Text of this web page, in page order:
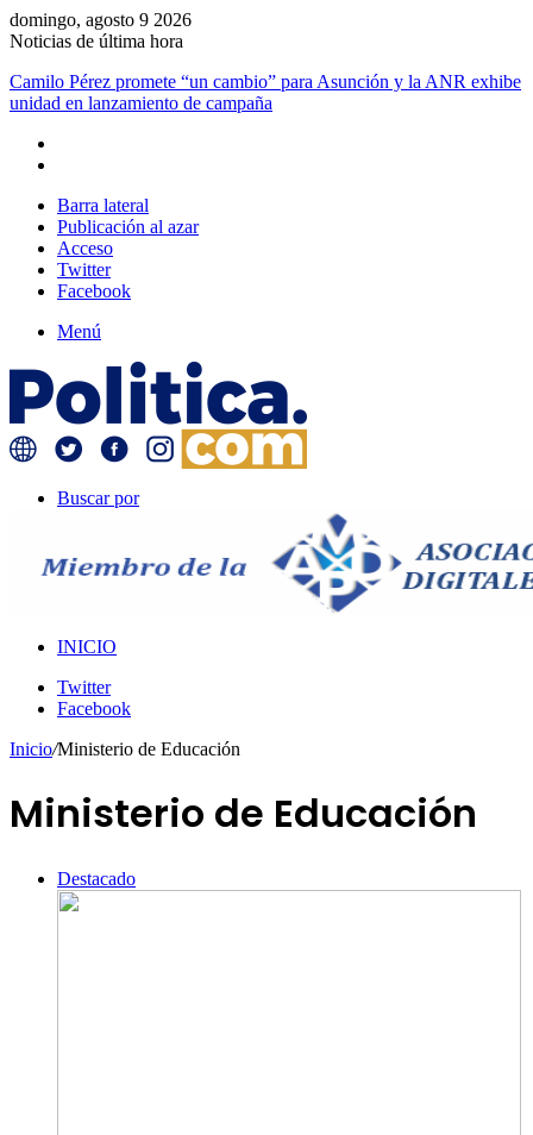
domingo, agosto 9 2026
Noticias de última hora
Soledad Núñez suma a Miguel Prieto a su campaña y refuerza la
unidad opositora en Asunción
Barra lateral
Publicación al azar
Acceso
Twitter
Facebook
Menú
Buscar por
INICIO
Twitter
Facebook
Inicio/Ministerio de Educación
Ministerio de Educación
Destacado